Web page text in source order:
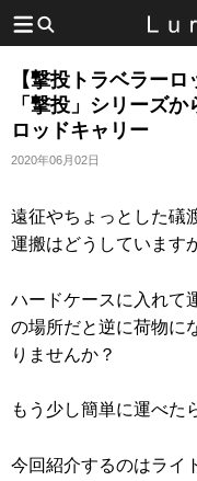
【撃投トラベラー
「撃投」シリーズ
ロッドキャリー
2020年06月02日
遠征やちょっとした礒
運搬はどうしています
ハードケースに入れて
の場所だと逆に荷物に
りませんか？
もう少し簡単に運べた
今回紹介するのはライ